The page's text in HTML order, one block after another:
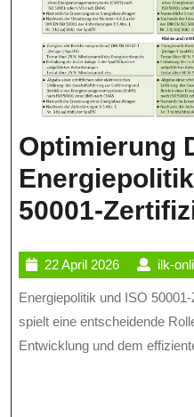
Optimierung
50001-
22 April 202622
April
2026
ilk-
Energiepolitik und ISO 50001-Zertifizierung Die Energiepolitik
spielt eine entscheidende
Entwicklung und dem